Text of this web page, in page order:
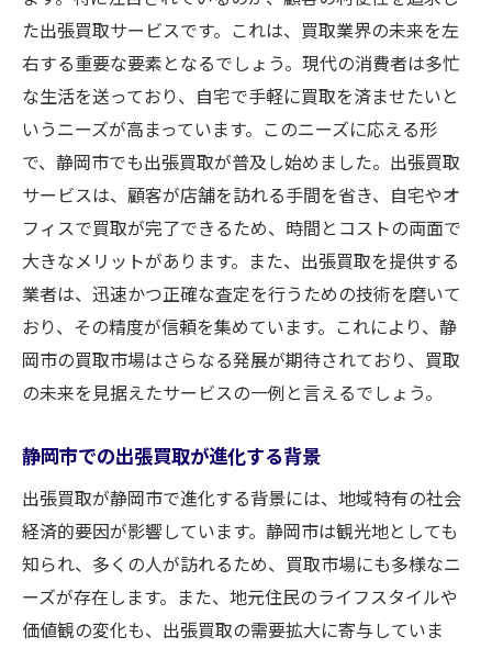
た出張買取サービスです。これは、買取業界の未来を左
右する重要な要素となるでしょう。現代の消費者は多忙
な生活を送っており、自宅で手軽に買取を済ませたいと
いうニーズが高まっています。このニーズに応える形
で、静岡市でも出張買取が普及し始めました。出張買取
サービスは、顧客が店舗を訪れる手間を省き、自宅やオ
フィスで買取が完了できるため、時間とコストの両面で
大きなメリットがあります。また、出張買取を提供する
業者は、迅速かつ正確な査定を行うための技術を磨いて
おり、その精度が信頼を集めています。これにより、静
岡市の買取市場はさらなる発展が期待されており、買取
の未来を見据えたサービスの一例と言えるでしょう。
静岡市での出張買取が進化する背景
出張買取が静岡市で進化する背景には、地域特有の社会
経済的要因が影響しています。静岡市は観光地としても
知られ、多くの人が訪れるため、買取市場にも多様なニ
ーズが存在します。また、地元住民のライフスタイルや
価値観の変化も、出張買取の需要拡大に寄与していま